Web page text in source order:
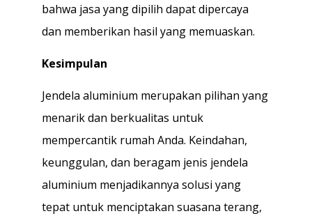
bahwa jasa yang dipilih dapat dipercaya
dan memberikan hasil yang memuaskan.
Kesimpulan
Jendela aluminium merupakan pilihan yang
menarik dan berkualitas untuk
mempercantik rumah Anda. Keindahan,
keunggulan, dan beragam jenis jendela
aluminium menjadikannya solusi yang
tepat untuk menciptakan suasana terang,